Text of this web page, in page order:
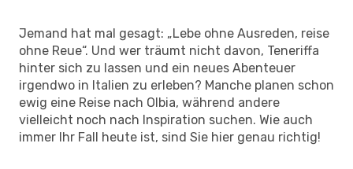
Jemand hat mal gesagt: „Lebe ohne Ausreden, reise
ohne Reue“. Und wer träumt nicht davon, Teneriffa
hinter sich zu lassen und ein neues Abenteuer
irgendwo in Italien zu erleben? Manche planen schon
ewig eine Reise nach Olbia, während andere
vielleicht noch nach Inspiration suchen. Wie auch
immer Ihr Fall heute ist, sind Sie hier genau richtig!